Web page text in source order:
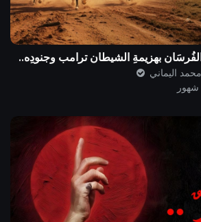
بهزيمةِ الشيطان ترامب وجنودِه..
اليماني